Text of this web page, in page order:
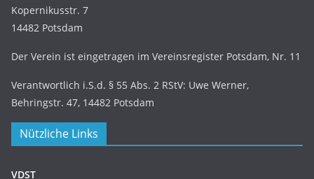
Kopernikusstr. 7
14482 Potsdam
Der Verein ist eingetragen im Vereinsregister Potsdam, Nr. 11
Verantwortlich i.S.d. § 55 Abs. 2 RStV: Uwe Werner,
Behringstr. 47, 14482 Potsdam
Nützliche Links
VDST